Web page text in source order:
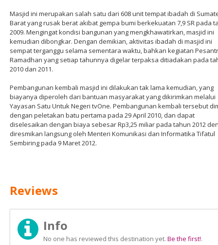
Masjid ini merupakan salah satu dari 608 unit tempat ibadah di
Barat yang rusak berat akibat gempa bumi berkekuatan 7,9 SR pada
2009. Mengingat kondisi bangunan yang mengkhawatirkan, masjid ini
kemudian dibongkar. Dengan demikian, aktivitas ibadah di masjid ini
sempat terganggu selama sementara waktu, bahkan kegiatan
Ramadhan yang setiap tahunnya digelar terpaksa ditiadakan pada
2010 dan 2011.
Pembangunan kembali masjid ini dilakukan tak lama kemudian, yang
biayanya diperoleh dari bantuan masyarakat yang dikirimkan melalui
Yayasan Satu Untuk Negeri tvOne. Pembangunan kembali tersebut
dengan peletakan batu pertama pada 29 April 2010, dan dapat
diselesaikan dengan biaya sebesar Rp3,25 miliar pada tahun 2012
diresmikan langsung oleh Menteri Komunikasi dan Informatika Tifatul
Sembiring pada 9 Maret 2012.
Reviews
Info
No one has reviewed this destination yet. Be the first!.